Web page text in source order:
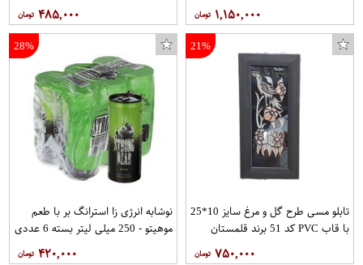
۱,۱۵۰,۰۰۰ ۴۸۵,۰۰۰
21%
تابلو مسی طرح گل و مرغ سایز 10*25
با قاب PVC کد 51 برند قلمستان
۷۵۰,۰۰۰
28%
نوشابه انرژی زا استرانگ بر با طعم
موهیتو - 250 میلی لیتر بسته 6 عددی
۴۲۰,۰۰۰